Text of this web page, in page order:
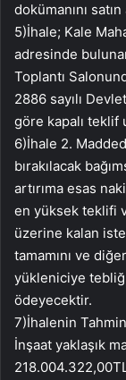
dokümanını
5)İhale; Kale
adresinde
Toplantı
2886 sayılı
göre kapalı teklif
6)İhale 2.
bırakılacak
artırıma esas
en yüksek teklifi
üzerine kalan
tamamını ve
yükleniciye
ödeyecektir.
7)İhalenin
İnşaat yaklaşık